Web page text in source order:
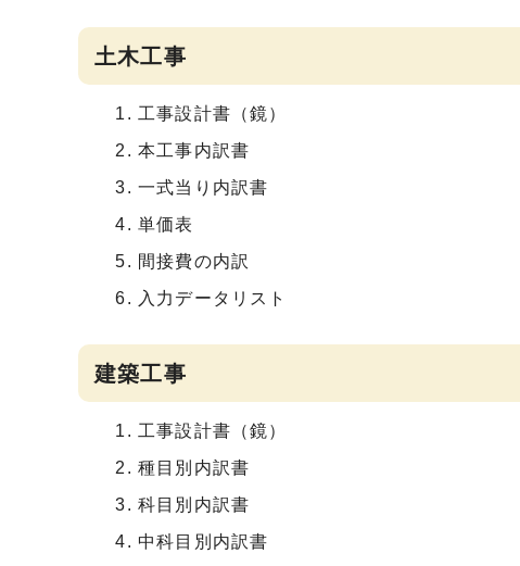
土木工事
工事設計書（鏡）
本工事内訳書
一式当り内訳書
単価表
間接費の内訳
入力データリスト
建築工事
工事設計書（鏡）
種目別内訳書
科目別内訳書
中科目別内訳書